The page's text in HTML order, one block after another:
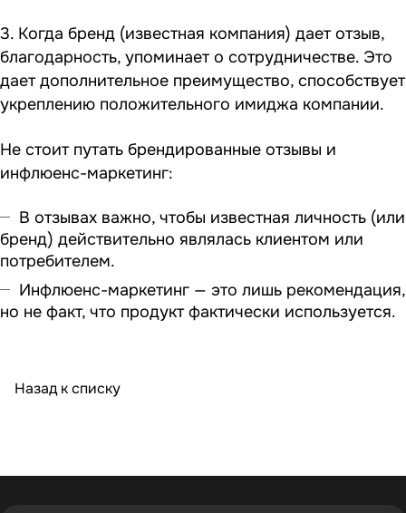
3. Когда бренд (известная компания) дает отзыв,
благодарность, упоминает о сотрудничестве. Это
дает дополнительное преимущество, способствует
укреплению положительного имиджа компании.
Не стоит путать брендированные отзывы и
инфлюенс-маркетинг:
В отзывах важно, чтобы известная личность (или
бренд) действительно являлась клиентом или
потребителем.
Инфлюенс-маркетинг — это лишь рекомендация,
но не факт, что продукт фактически используется.
Назад к списку